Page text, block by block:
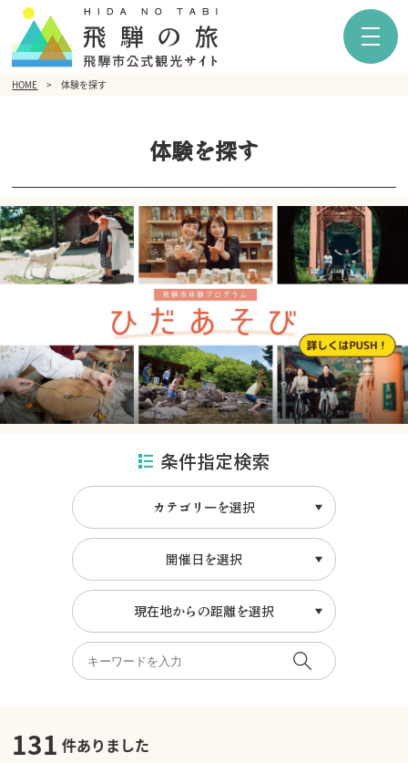
HOME 体験を探す
体験を探す
条件指定検索
カテゴリーを選択
開催日を選択
現在地からの距離を選択
131 件ありました